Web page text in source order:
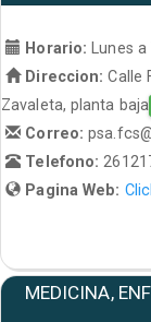
Horario:
Lunes
Direccion: Calle
Zavaleta, planta baja
Correo:
Telefono:
Pagina Web:
MEDICINA,